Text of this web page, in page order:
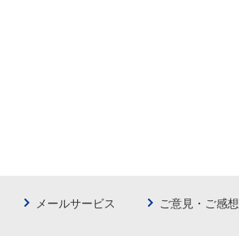
メールサービス ご意見・ご感想